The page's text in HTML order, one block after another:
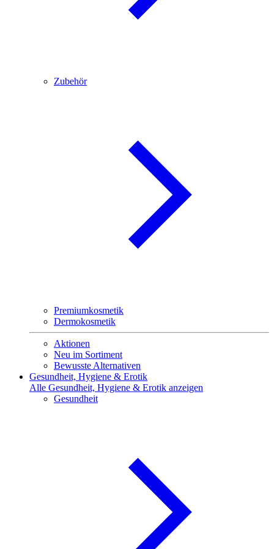
Zubehör
Premiumkosmetik
Dermokosmetik
Aktionen
Neu im Sortiment
Bewusste Alternativen
Gesundheit, Hygiene & Erotik
Alle Gesundheit, Hygiene & Erotik anzeigen
Gesundheit